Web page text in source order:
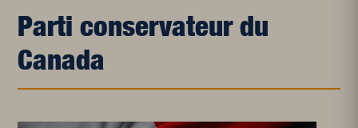
Parti conservateur du
Canada